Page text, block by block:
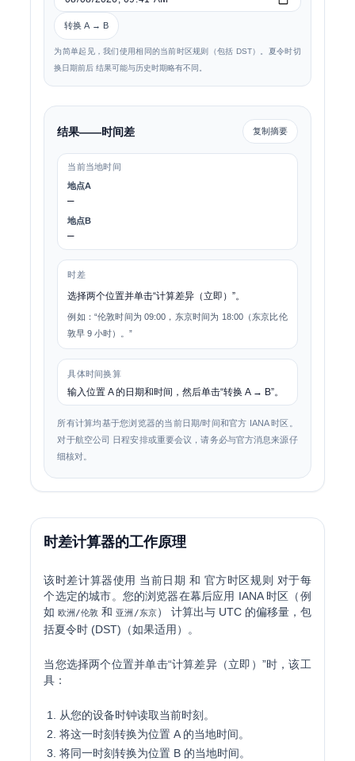
转换 A → B
为简单起见，我们使用相同的当前时区规则（包括 DST）。夏令时切
换日期前后 结果可能与历史时期略有不同。
结果——时间差 复制摘要
当前当地时间
地点A
—
地点B
—
时差
选择两个位置并单击“计算差异（立即）”。
例如：“伦敦时间为 09:00，东京时间为 18:00（东京比伦
敦早 9 小时）。”
具体时间换算
输入位置 A 的日期和时间，然后单击“转换 A → B”。
所有计算均基于您浏览器的当前日期/时间和官方 IANA 时区。
对于航空公司 日程安排或重要会议，请务必与官方消息来源仔
细核对。
时差计算器的工作原理
该时差计算器使用 当前日期 和 官方时区规则 对于每
个选定的城市。您的浏览器在幕后应用 IANA 时区（例
如欧洲/伦敦 和 亚洲/东京） 计算出与 UTC 的偏移量，包
括夏令时 (DST)（如果适用）。
当您选择两个位置并单击“计算差异（立即）”时，该工
具：
从您的设备时钟读取当前时刻。
将这一时刻转换为位置 A 的当地时间。
将同一时刻转换为位置 B 的当地时间。